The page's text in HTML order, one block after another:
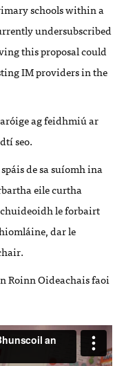
schools within a
undersubscribed
this proposal could
IM providers in the
ag feidhmiú ar
seo.
de sa suíomh ina
eile curtha
le forbairt
dar le
Roinn Oideachais faoi